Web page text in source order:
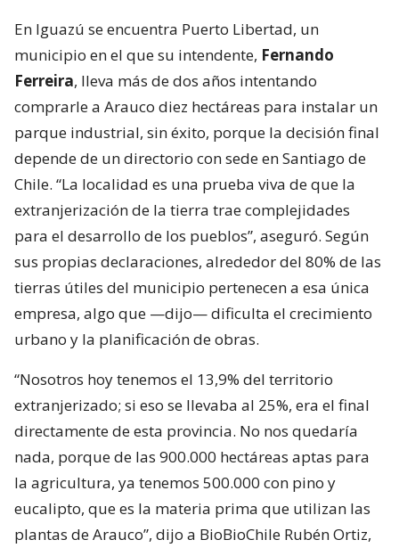
En Iguazú se encuentra Puerto Libertad, un
municipio en el que su intendente, Fernando
Ferreira, lleva más de dos años intentando
comprarle a Arauco diez hectáreas para instalar un
parque industrial, sin éxito, porque la decisión final
depende de un directorio con sede en Santiago de
Chile. “La localidad es una prueba viva de que la
extranjerización de la tierra trae complejidades
para el desarrollo de los pueblos”, aseguró. Según
sus propias declaraciones, alrededor del 80% de las
tierras útiles del municipio pertenecen a esa única
empresa, algo que —dijo— dificulta el crecimiento
urbano y la planificación de obras.
“Nosotros hoy tenemos el 13,9% del territorio
extranjerizado; si eso se llevaba al 25%, era el final
directamente de esta provincia. No nos quedaría
nada, porque de las 900.000 hectáreas aptas para
la agricultura, ya tenemos 500.000 con pino y
eucalipto, que es la materia prima que utilizan las
plantas de Arauco”, dijo a BioBioChile Rubén Ortiz,